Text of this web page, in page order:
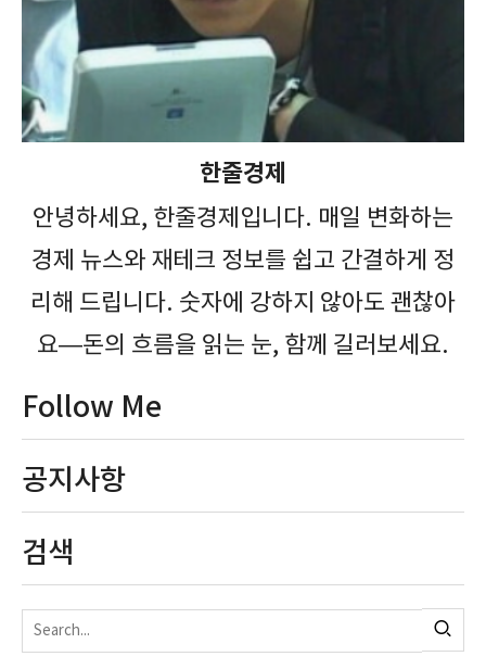
한줄경제
안녕하세요, 한줄경제입니다. 매일 변화하는
경제 뉴스와 재테크 정보를 쉽고 간결하게 정
리해 드립니다. 숫자에 강하지 않아도 괜찮아
요—돈의 흐름을 읽는 눈, 함께 길러보세요.
Follow Me
공지사항
검색